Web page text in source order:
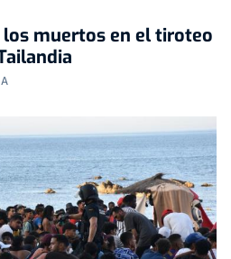
los muertos en el tiroteo